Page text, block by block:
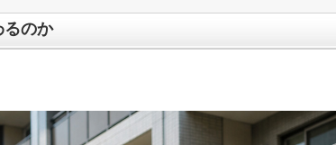
るのか